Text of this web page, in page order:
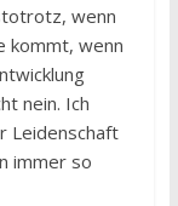
wenn
kommt, wenn
nein. Ich
Leidenschaft
immer so